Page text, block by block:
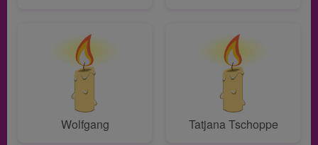
Wolfgang Tatjana Tschoppe